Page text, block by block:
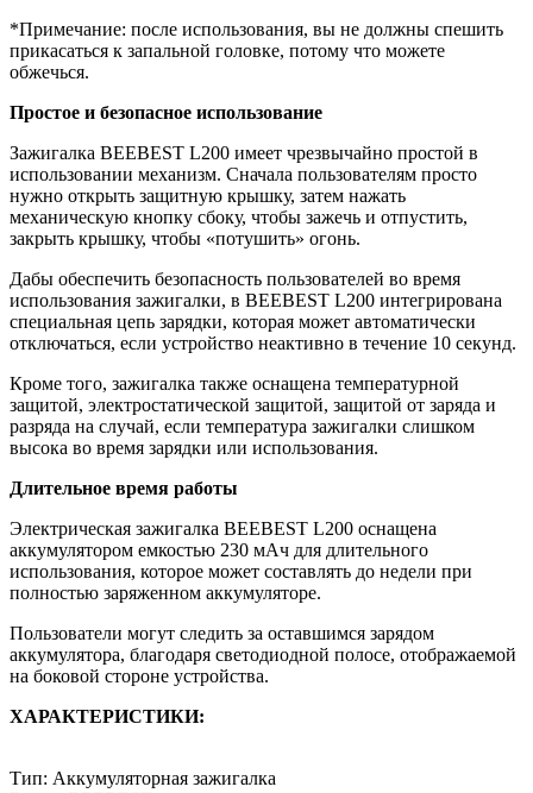
*Примечание: после использования, вы не должны спешить
прикасаться к запальной головке, потому что можете
обжечься.
Простое и безопасное использование
Зажигалка BEEBEST L200 имеет чрезвычайно простой в
использовании механизм. Сначала пользователям просто
нужно открыть защитную крышку, затем нажать
механическую кнопку сбоку, чтобы зажечь и отпустить,
закрыть крышку, чтобы «потушить» огонь.
Дабы обеспечить безопасность пользователей во время
использования зажигалки, в BEEBEST L200 интегрирована
специальная цепь зарядки, которая может автоматически
отключаться, если устройство неактивно в течение 10 секунд.
Кроме того, зажигалка также оснащена температурной
защитой, электростатической защитой, защитой от заряда и
разряда на случай, если температура зажигалки слишком
высока во время зарядки или использования.
Длительное время работы
Электрическая зажигалка BEEBEST L200 оснащена
аккумулятором емкостью 230 мАч для длительного
использования, которое может составлять до недели при
полностью заряженном аккумуляторе.
Пользователи могут следить за оставшимся зарядом
аккумулятора, благодаря светодиодной полосе, отображаемой
на боковой стороне устройства.
ХАРАКТЕРИСТИКИ:
Тип: Аккумуляторная зажигалка